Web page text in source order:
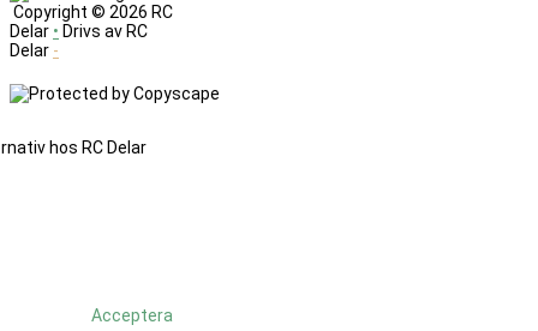
Copyright © 2026 RC
Delar • Drivs av RC
Delar -
Acceptera